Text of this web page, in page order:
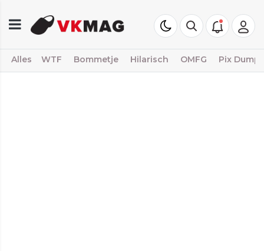
Alles WTF Bommetje Hilarisch OMFG Pix Dump